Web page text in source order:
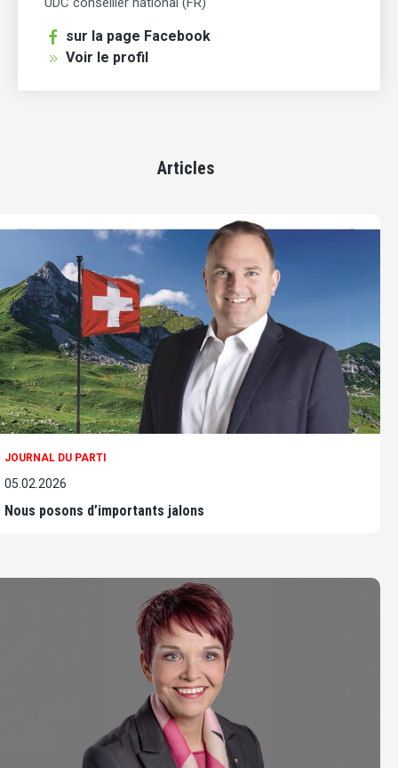
sur la page Facebook
Voir le profil
Articles
JOURNAL DU PARTI
05.02.2026
Nous posons d’importants jalons